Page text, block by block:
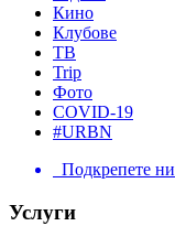
Кино
Клубове
ТВ
Trip
Фото
COVID-19
#URBN
Подкрепете ни
Услуги